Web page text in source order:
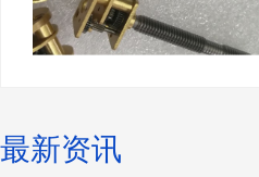
最新资讯